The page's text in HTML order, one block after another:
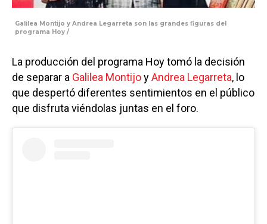
Galilea Montijo y Andrea Legarreta son las grandes figuras del
programa Hoy /
La producción del programa Hoy tomó la decisión
de separar a Galilea MontijoyAndrea Legarreta, lo
que despertó diferentes sentimientos en el público
que disfruta viéndolas juntas en el foro.